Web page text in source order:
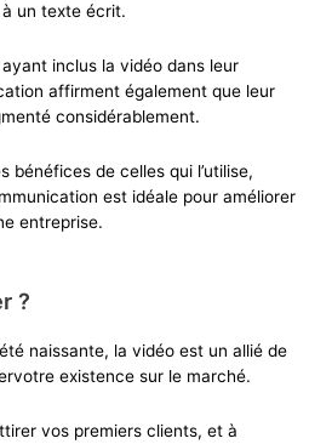
un texte écrit.
ayant inclus la vidéo dans leur
affirment également que leur
é considérablement.
bénéfices de celles qui l’utilise,
est idéale pour améliorer
entreprise.
?
naissante, la vidéo est un allié de
votre existence sur le marché.
vos premiers clients, et à